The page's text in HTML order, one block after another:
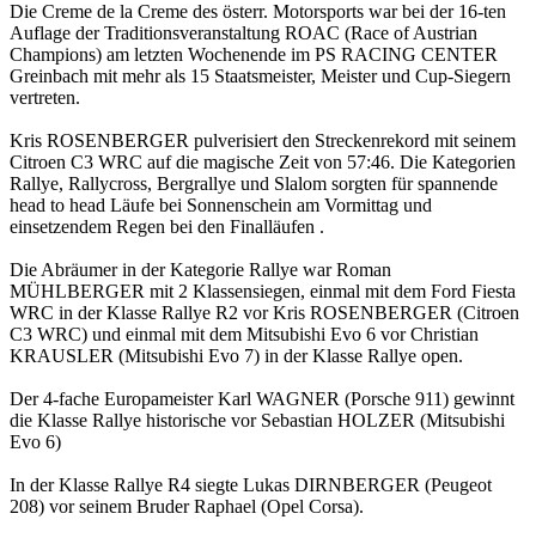
Die Creme de la Creme des österr. Motorsports war bei der 16-ten
Auflage der Traditionsveranstaltung ROAC (Race of Austrian
Champions) am letzten Wochenende im PS RACING CENTER
Greinbach mit mehr als 15 Staatsmeister, Meister und Cup-Siegern
vertreten.
Kris ROSENBERGER pulverisiert den Streckenrekord mit seinem
Citroen C3 WRC auf die magische Zeit von 57:46. Die Kategorien
Rallye, Rallycross, Bergrallye und Slalom sorgten für spannende
head to head Läufe bei Sonnenschein am Vormittag und
einsetzendem Regen bei den Finalläufen .
Die Abräumer in der Kategorie Rallye war Roman
MÜHLBERGER mit 2 Klassensiegen, einmal mit dem Ford Fiesta
WRC in der Klasse Rallye R2 vor Kris ROSENBERGER (Citroen
C3 WRC) und einmal mit dem Mitsubishi Evo 6 vor Christian
KRAUSLER (Mitsubishi Evo 7) in der Klasse Rallye open.
Der 4-fache Europameister Karl WAGNER (Porsche 911) gewinnt
die Klasse Rallye historische vor Sebastian HOLZER (Mitsubishi
Evo 6)
In der Klasse Rallye R4 siegte Lukas DIRNBERGER (Peugeot
208) vor seinem Bruder Raphael (Opel Corsa).